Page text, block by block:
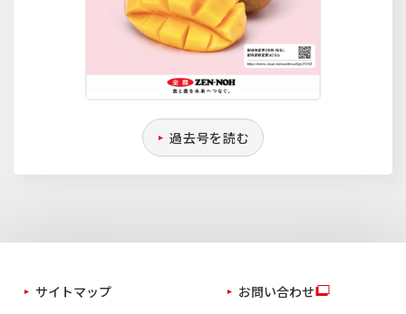
過去号を読む
サイトマップ お問い合わせ